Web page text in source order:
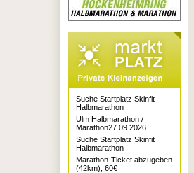
Suche Startplatz Skinfit
Halbmarathon
Ulm Halbmarathon /
Marathon27.09.2026
Suche Startplatz Skinfit
Halbmarathon
Marathon-Ticket abzugeben
(42km), 60€